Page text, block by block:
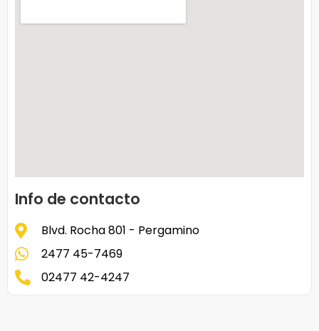
Info de contacto
Blvd. Rocha 801 - Pergamino
2477 45-7469
02477 42-4247